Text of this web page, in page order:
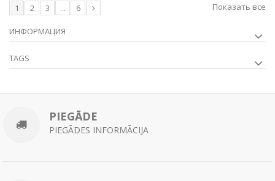
Показать все
1 2 3 ... 6
ИНФОРМАЦИЯ
TAGS
PIEGĀDE
PIEGĀDES INFORMĀCIJA